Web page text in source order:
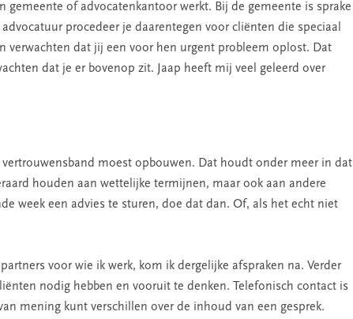
gemeente of advocatenkantoor werkt. Bij de gemeente is sprake
procedeer je daarentegen voor cliënten die speciaal
verwachten dat jij een voor hen urgent probleem oplost. Dat
dat je er bovenop zit. Jaap heeft mij veel geleerd over
moest opbouwen. Dat houdt onder meer in dat
houden aan wettelijke termijnen, maar ook aan andere
week een advies te sturen, doe dat dan. Of, als het echt niet
voor wie ik werk, kom ik dergelijke afspraken na. Verder
nodig hebben en vooruit te denken. Telefonisch contact is
mening kunt verschillen over de inhoud van een gesprek.